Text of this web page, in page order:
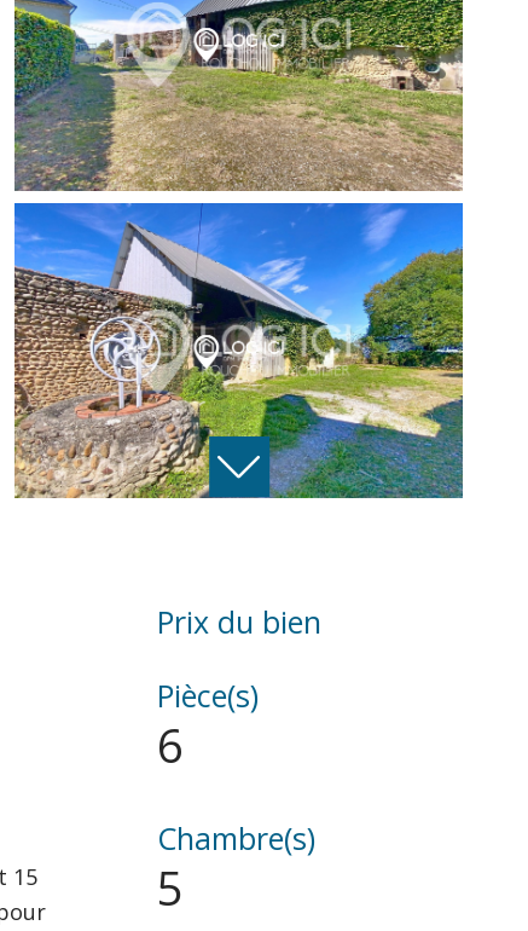
15
Prix du bien
Pièce(s)
6
Chambre(s)
5